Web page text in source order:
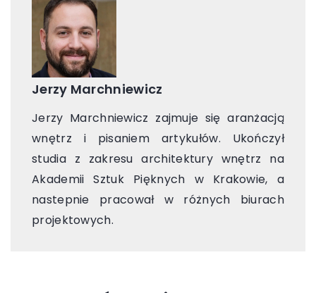
Jerzy Marchniewicz
Jerzy Marchniewicz zajmuje się aranżacją
wnętrz i pisaniem artykułów. Ukończył
studia z zakresu architektury wnętrz na
Akademii Sztuk Pięknych w Krakowie, a
nastepnie pracował w różnych biurach
projektowych.